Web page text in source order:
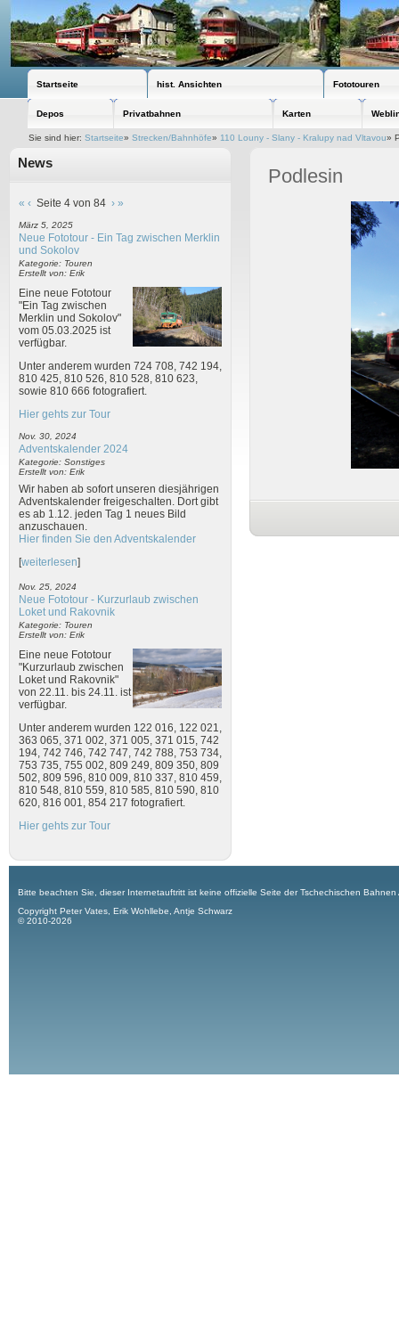
Startseite hist. Ansichten Fototouren
Depos Privatbahnen Karten
Sie sind hier: Startseite» Strecken/Bahnhöfe» 110 Louny - Slany - Kralupy nad Vltavou»
News
« ‹ Seite 4 von 84 › »
März 5, 2025
Neue Fototour - Ein Tag zwischen Merklin
und Sokolov
Kategorie: Touren
Erstellt von: Erik
Eine neue Fototour
"Ein Tag zwischen
Merklin und Sokolov"
vom 05.03.2025 ist
verfügbar.
Unter anderem wurden 724 708, 742 194,
810 425, 810 526, 810 528, 810 623,
sowie 810 666 fotografiert.
Hier gehts zur Tour
Nov. 30, 2024
Adventskalender 2024
Kategorie: Sonstiges
Erstellt von: Erik
Wir haben ab sofort unseren diesjährigen
Adventskalender freigeschalten. Dort gibt
es ab 1.12. jeden Tag 1 neues Bild
anzuschauen.
Hier finden Sie den Adventskalender
[weiterlesen]
Nov. 25, 2024
Neue Fototour - Kurzurlaub zwischen
Loket und Rakovnik
Kategorie: Touren
Erstellt von: Erik
Eine neue Fototour
"Kurzurlaub zwischen
Loket und Rakovnik"
von 22.11. bis 24.11. ist
verfügbar.
Unter anderem wurden 122 016, 122 021,
363 065, 371 002, 371 005, 371 015, 742
194, 742 746, 742 747, 742 788, 753 734,
753 735, 755 002, 809 249, 809 350, 809
502, 809 596, 810 009, 810 337, 810 459,
810 548, 810 559, 810 585, 810 590, 810
620, 816 001, 854 217 fotografiert.
Hier gehts zur Tour
Podlesin
Bitte beachten Sie, dieser Internetauftritt ist keine offizielle Seite der Tschechischen
Copyright Peter Vates, Erik Wohllebe, Antje Schwarz
© 2010-2026